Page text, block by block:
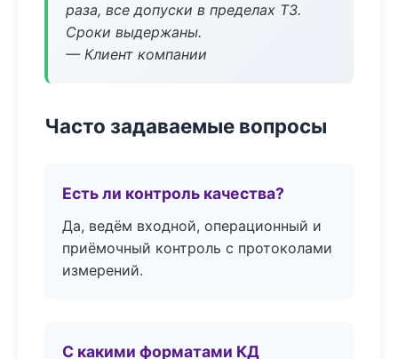
раза, все допуски в пределах ТЗ.
Сроки выдержаны.
— Клиент компании
Часто задаваемые вопросы
Есть ли контроль качества?
Да, ведём входной, операционный и
приёмочный контроль с протоколами
измерений.
С какими форматами КД